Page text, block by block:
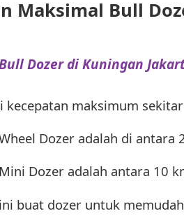
Maksimal Bull
Dozer di Kuningan
kecepatan maksimum
Dozer adalah di
Dozer adalah antara 10
buat dozer untuk